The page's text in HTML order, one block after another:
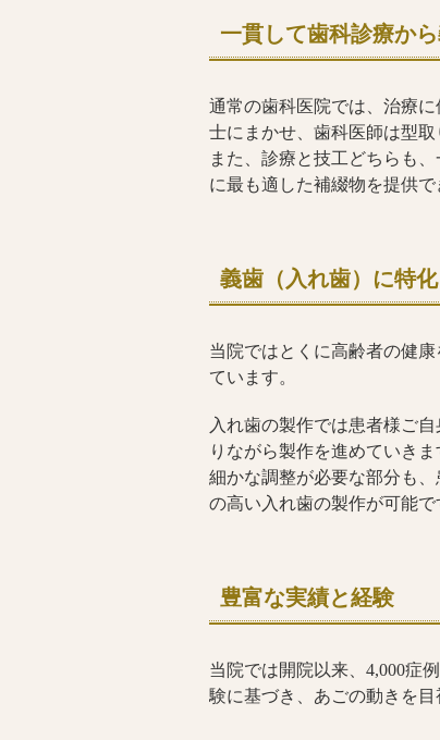
一貫して歯科診療か
通常の歯科医院では、治療
士にまかせ、歯科医師は型取
また、診療と技工どちらも
に最も適した補綴物を提供で
義歯（入れ歯）に特化
当院ではとくに高齢者の健
ています。
入れ歯の製作では患者様ご
りながら製作を進めていきま
細かな調整が必要な部分も
の高い入れ歯の製作が可能で
豊富な実績と経験
当院では開院以来、4,000症
験に基づき、あごの動きを